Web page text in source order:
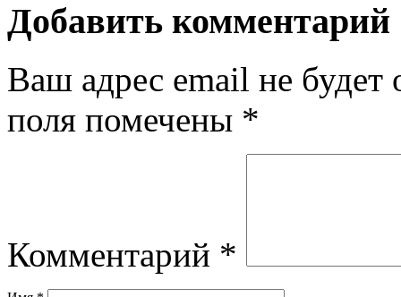
Добавить комментарий
Ваш адрес email не будет
поля помечены *
Комментарий *